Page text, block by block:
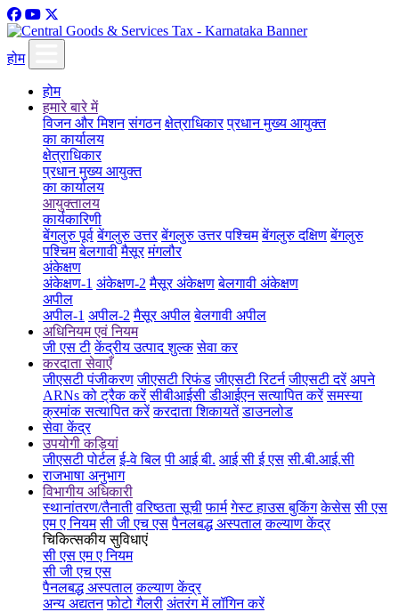
होम
होम
हमारे बारे में
विजन और मिशन संगठन क्षेत्राधिकार प्रधान मुख्य आयुक्त
का कार्यालय
क्षेत्राधिकार
प्रधान मुख्य आयुक्त
का कार्यालय
आयुक्तालय
कार्यकारिणी
बेंगलुरु पूर्व बेंगलुरु उत्तर बेंगलुरु उत्तर पश्चिम बेंगलुरु दक्षिण बेंगलुरु
पश्चिम बेलगावी मैसूर मंगलौर
अंकेक्षण
अंकेक्षण-1 अंकेक्षण-2 मैसूर अंकेक्षण बेलगावी अंकेक्षण
अपील
अपील-1 अपील-2 मैसूर अपील बेलगावी अपील
अधिनियम एवं नियम
जी एस टी केंद्रीय उत्पाद शुल्क सेवा कर
करदाता सेवाएँ
जीएसटी पंजीकरण जीएसटी रिफंड जीएसटी रिटर्न जीएसटी दरें अपने
ARNs को ट्रैक करें सीबीआईसी डीआईएन सत्यापित करें समस्या
क्रमांक सत्यापित करें करदाता शिकायतें डाउनलोड
सेवा केंद्र
उपयोगी कड़ियां
जीएसटी पोर्टल ई-वे बिल पी आई बी. आई सी ई एस सी.बी.आई.सी
राजभाषा अनुभाग
विभागीय अधिकारी
स्थानांतरण/तैनाती वरिष्ठता सूची फार्म गेस्ट हाउस बुकिंग केसेस सी एस
एम ए नियम सी जी एच एस पैनलबद्ध अस्पताल कल्याण केंद्र
चिकित्सकीय सुविधाएं
सी एस एम ए नियम
सी जी एच एस
पैनलबद्ध अस्पताल कल्याण केंद्र
अन्य अद्यतन फोटो गैलरी अंतरंग में लॉगिन करें